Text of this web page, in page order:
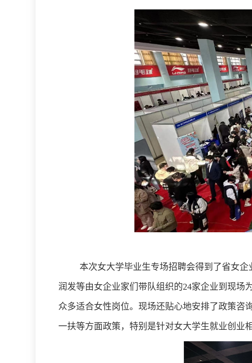
本次女大学毕业生专场招聘会得到了省女企
润发等由女企业家们带队组织的24家企业到现场
众多适合女性岗位。现场还贴心地安排了政策咨
一扶等方面政策，特别是针对女大学生就业创业